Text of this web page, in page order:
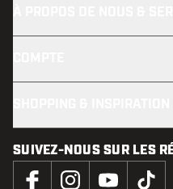
SUIVEZ-NOUS SUR LES